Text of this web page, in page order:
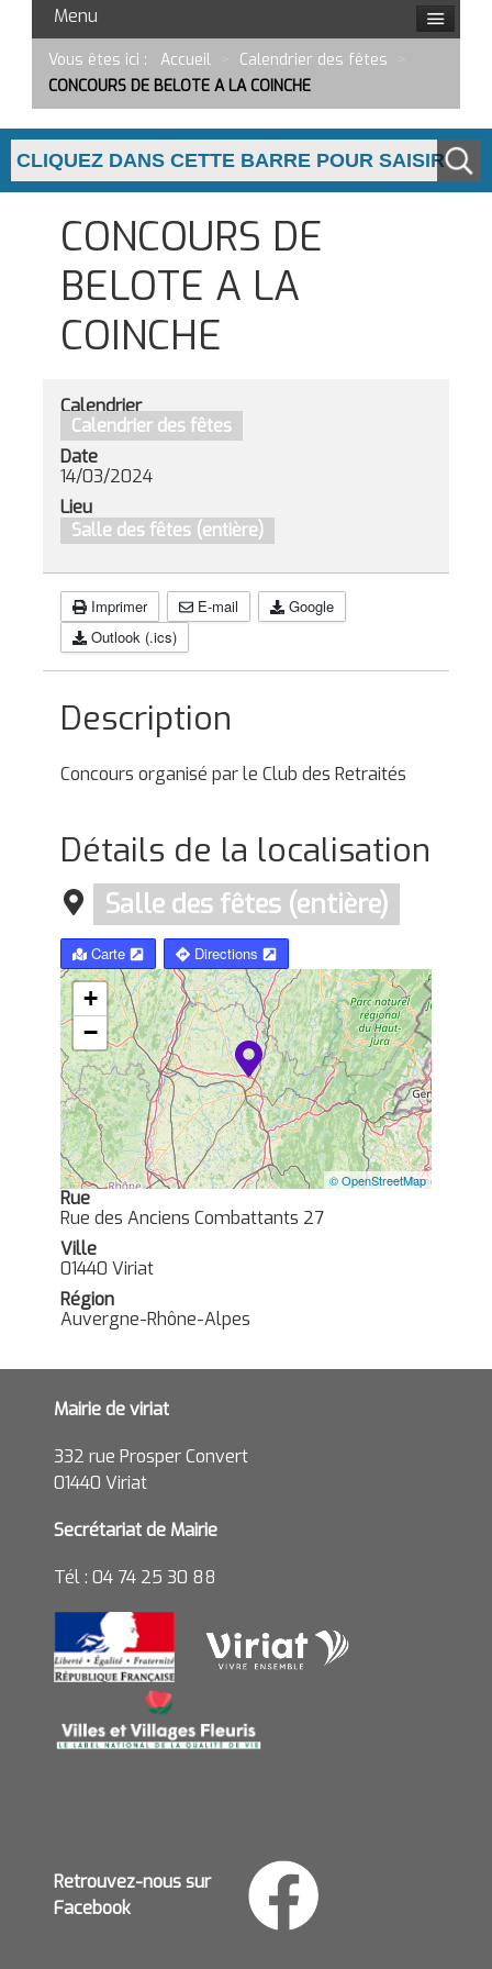
Menu
Vous êtes ici : Accueil Calendrier des fêtes
CONCOURS DE BELOTE A LA COINCHE
CONCOURS DE
BELOTE A LA
COINCHE
Calendrier
Calendrier des fêtes
Date
14/03/2024
Lieu
Salle des fêtes (entière)
Imprimer E-mail
Google
Outlook (.ics)
Description
Concours organisé par le Club des Retraités
Détails de la localisation
Salle des fêtes (entière)
Carte Directions
+
−
© OpenStreetMap
Rue
Rue des Anciens Combattants 27
Ville
01440 Viriat
Région
Auvergne-Rhône-Alpes
Mairie de viriat
332 rue Prosper Convert
01440 Viriat
Secrétariat de Mairie
Tél : 04 74 25 30 88
Retrouvez-nous sur
Facebook